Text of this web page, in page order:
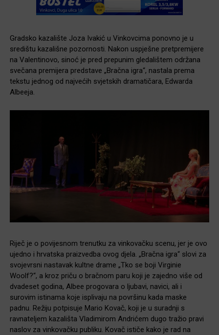
Gradsko kazalište Joza Ivakić u Vinkovcima ponovno je u
središtu kazališne pozornosti. Nakon uspješne pretpremijere
na Valentinovo, sinoć je pred prepunim gledalištem održana
svečana premijera predstave „Bračna igra“, nastala prema
tekstu jednog od najvećih svjetskih dramatičara, Edwarda
Albeeja.
Riječ je o povijesnom trenutku za vinkovačku scenu, jer je ovo
ujedno i hrvatska praizvedba ovog djela. „Bračna igra“ slovi za
svojevrsni nastavak kultne drame „Tko se boji Virginie
Woolf?“, a kroz priču o bračnom paru koji je zajedno više od
dvadeset godina, Albee progovara o ljubavi, navici, ali i
surovim istinama koje isplivaju na površinu kada maske
padnu. Režiju potpisuje Mario Kovač, koji je u suradnji s
ravnateljem kazališta Vladimirom Andrićem dugo tražio pravi
naslov za vinkovačku publiku. Kovač ističe kako je rad na